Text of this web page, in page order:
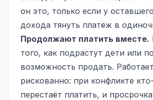
он это, только если у
дохода тянуть платёж в
Продолжают платить вместе.
того, как подрастут дети или
возможность продать.
рискованно: при конфликте
перестаёт платить, и